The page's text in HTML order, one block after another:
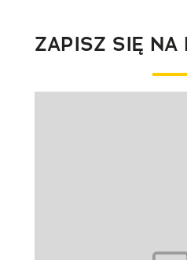
ZAPISZ SIĘ NA